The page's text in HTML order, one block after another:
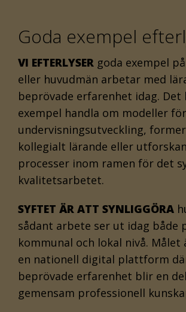
Goda exempel
VI EFTERLYSERgoda exempel
eller huvudmän arbetar med
beprövade erfarenhet idag. Det
exempel handla om modeller för
undervisningsutveckling,
kollegialt lärande eller
processer inom ramen för det
kvalitetsarbetet.
SYFTET ÄR ATT SYNLIGGÖRA
sådant arbete ser ut idag både
kommunal och lokal nivå. Målet
en nationell digital plattform
beprövade erfarenhet blir en
gemensam professionell